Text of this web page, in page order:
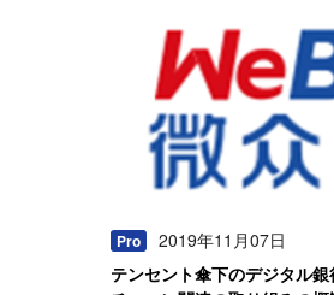
Pro
2019年11月07日
テンセント傘下のデジタル